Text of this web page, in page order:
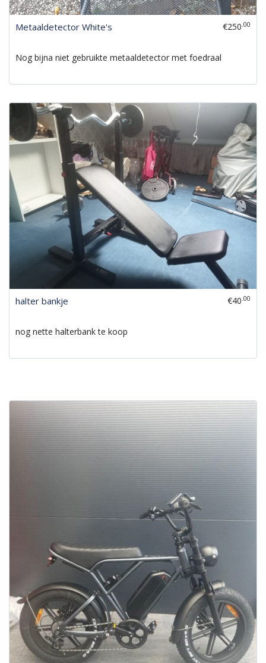
€250.00
Metaaldetector White's
Nog bijna niet gebruikte metaaldetector met foedraal
€40.00
halter bankje
nog nette halterbank te koop